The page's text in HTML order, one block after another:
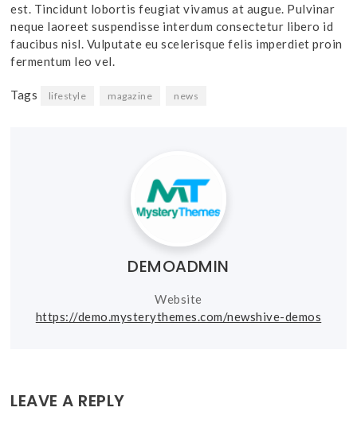
est. Tincidunt lobortis feugiat vivamus at augue. Pulvinar
neque laoreet suspendisse interdum consectetur libero id
faucibus nisl. Vulputate eu scelerisque felis imperdiet proin
fermentum leo vel.
Tags lifestyle magazine news
DEMOADMIN
Website
https://demo.mysterythemes.com/newshive-demos
LEAVE A REPLY